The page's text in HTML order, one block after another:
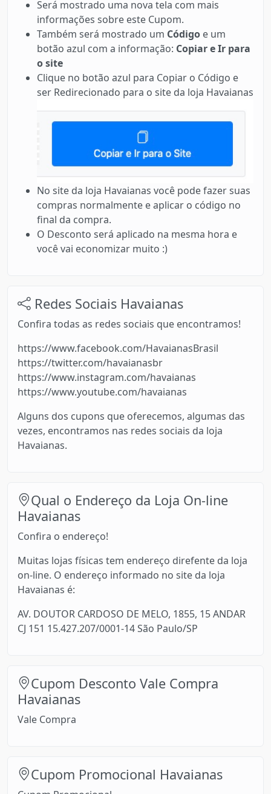
Será mostrado uma nova tela com mais
informações sobre este Cupom.
Também será mostrado um Código e um
botão azul com a informação: Copiar e Ir para
o site
Clique no botão azul para Copiar o Código e
ser Redirecionado para o site da loja Havaianas
No site da loja Havaianas você pode fazer suas
compras normalmente e aplicar o código no
final da compra.
O Desconto será aplicado na mesma hora e
você vai economizar muito :)
Redes Sociais Havaianas
Confira todas as redes sociais que encontramos!
https://www.facebook.com/HavaianasBrasil
https://twitter.com/havaianasbr
https://www.instagram.com/havaianas
https://www.youtube.com/havaianas
Alguns dos cupons que oferecemos, algumas das
vezes, encontramos nas redes sociais da loja
Havaianas.
Qual o Endereço da Loja On-line
Havaianas
Confira o endereço!
Muitas lojas físicas tem endereço direfente da loja
on-line. O endereço informado no site da loja
Havaianas é:
AV. DOUTOR CARDOSO DE MELO, 1855, 15 ANDAR
CJ 151 15.427.207/0001-14 São Paulo/SP
Cupom Desconto Vale Compra
Havaianas
Vale Compra
Cupom Promocional Havaianas